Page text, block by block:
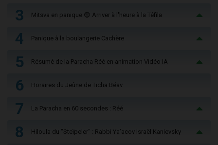
3 Mitsva en panique 😨 Arriver à l'heure à la Téfila
4 Panique à la boulangerie Cachère
5 Résumé de la Paracha Réé en animation Vidéo IA
6 Horaires du Jeûne de Ticha Béav
7 La Paracha en 60 secondes : Réé
8 Hiloula du "Steïpeler" : Rabbi Ya’acov Israël Kanievsky